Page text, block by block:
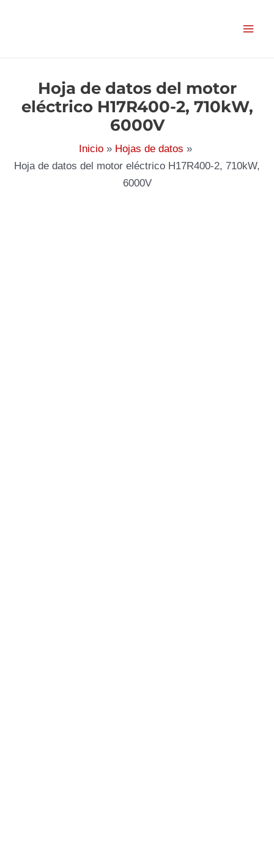
Hoja de datos del motor
eléctrico H17R400-2, 710kW,
6000V
Inicio
Hojas de datos
Hoja de datos del motor eléctrico H17R400-2, 710kW,
6000V